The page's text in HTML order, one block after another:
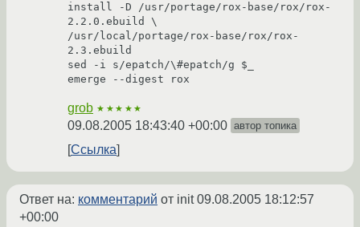
install -D /usr/portage/rox-base/rox/rox-
2.2.0.ebuild \
/usr/local/portage/rox-base/rox/rox-
2.3.ebuild
sed -i s/epatch/\#epatch/g $_
emerge --digest rox
grob ★★★★★
09.08.2005 18:43:40 +00:00 автор топика
Ссылка
Ответ на: комментарий от init09.08.2005 18:12:57
+00:00